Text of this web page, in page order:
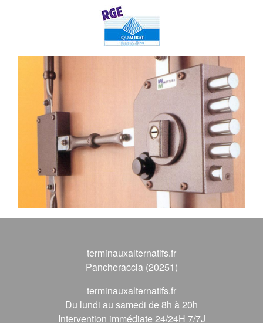
terminauxalternatifs.fr
Pancheraccia (20251)
terminauxalternatifs.fr
Du lundi au samedi de 8h à 20h
Intervention immédiate 24/24H 7/7J